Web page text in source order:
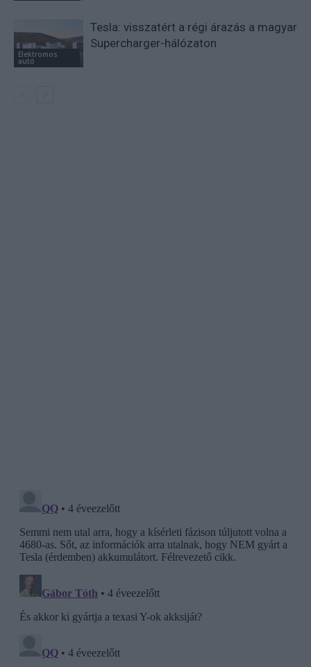
Elektromos
autó
Tesla: visszatért a régi árazás a magyar
Supercharger-hálózaton